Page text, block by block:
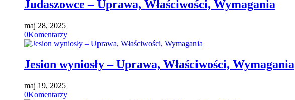
Judaszowce – Uprawa, Właściwości, Wymagania
maj 28, 2025
0Komentarzy
Jesion wyniosły – Uprawa, Właściwości, Wymagania
maj 19, 2025
0Komentarzy